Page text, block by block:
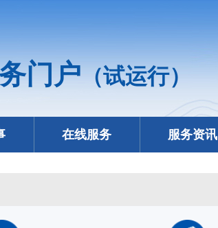
门户（试运行）
在线服务 服务资讯